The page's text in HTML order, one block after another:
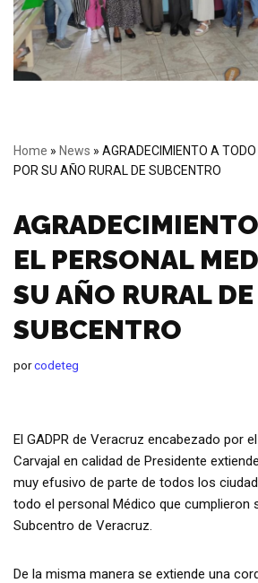
Home » News » AGRADECIMIENTO A
POR SU AÑO RURAL DE SUBCENTRO
EL PERSONAL
SU AÑO RURAL DE
SUBCENTRO
porcodeteg
El GADPR de Veracruz encabezado por
Carvajal en calidad de Presidente
muy efusivo de parte de todos los
todo el personal Médico que cumplieron
Subcentro de Veracruz.
De la misma manera se extiende una